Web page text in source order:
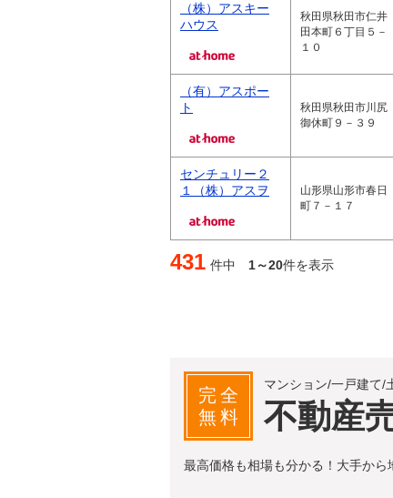
（株）アスキー
ハウス
秋田県秋田市仁井
田本町６丁目５－
１０
（有）アスポー
ト
秋田県秋田市川尻
御休町９－３９
センチュリー２
１（株）アスヲ
山形県山形市春日
町７－１７
431 件中 1～20件を表示
完全
無料
マンション/一戸建て/
不動産
最高価格も相場も分かる！大手から